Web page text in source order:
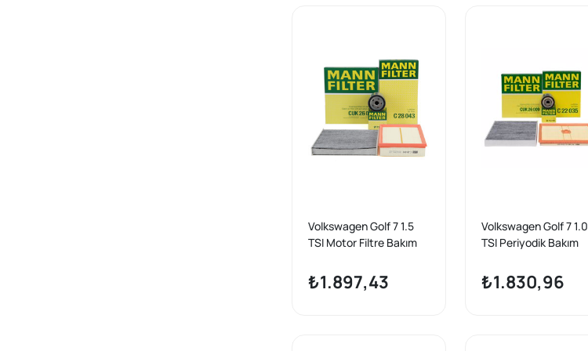
Volkswagen Golf 7 1.5
TSI Motor Filtre Bakım
₺1.897,43
Volkswagen Golf 7 1.0
TSI Periyodik Bakım
₺1.830,96